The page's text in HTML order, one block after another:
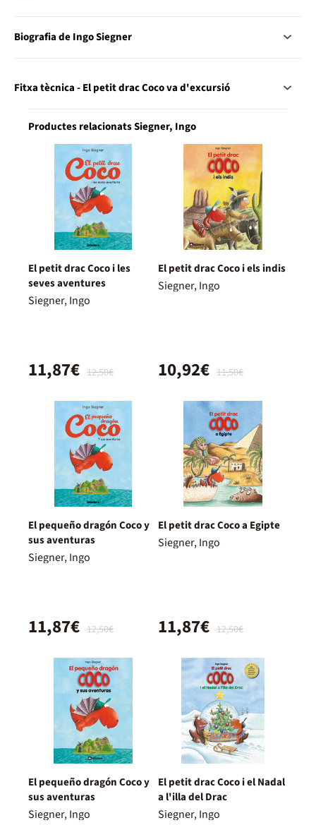
Biografia de Ingo Siegner
Fitxa tècnica - El petit drac Coco va d'excursió
Productes relacionats Siegner, Ingo
El petit drac Coco i les
seves aventures
Siegner, Ingo
12,50€
11,87€
El petit drac Coco i els indis
Siegner, Ingo
11,50€
10,92€
El pequeño dragón Coco y
sus aventuras
Siegner, Ingo
12,50€
11,87€
El petit drac Coco a Egipte
Siegner, Ingo
12,50€
11,87€
El pequeño dragón Coco y
sus aventuras
Siegner, Ingo
El petit drac Coco i el Nadal
a l'illa del Drac
Siegner, Ingo